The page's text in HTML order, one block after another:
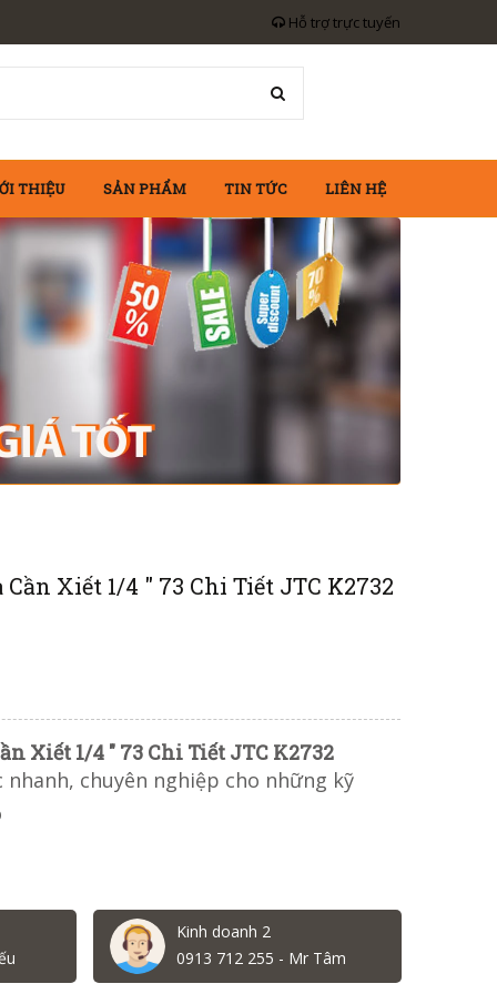
Hỗ trợ trực tuyến
THIỆU SẢN PHẨM TIN TỨC LIÊN HỆ
Xiết 1/4 " 73 Chi Tiết JTC K2732
Xiết 1/4 " 73 Chi Tiết JTC K2732
chuyên nghiệp cho những kỹ
Kinh doanh 2
0913 712 255 - Mr Tâm